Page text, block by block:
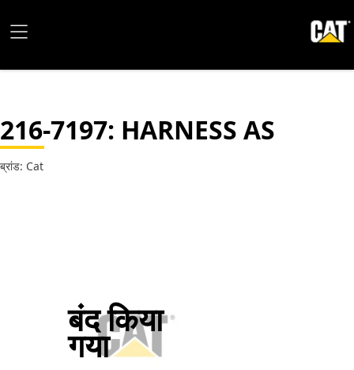
216-7197: HARNESS AS
ब्रांड: Cat
बंद किया
गया